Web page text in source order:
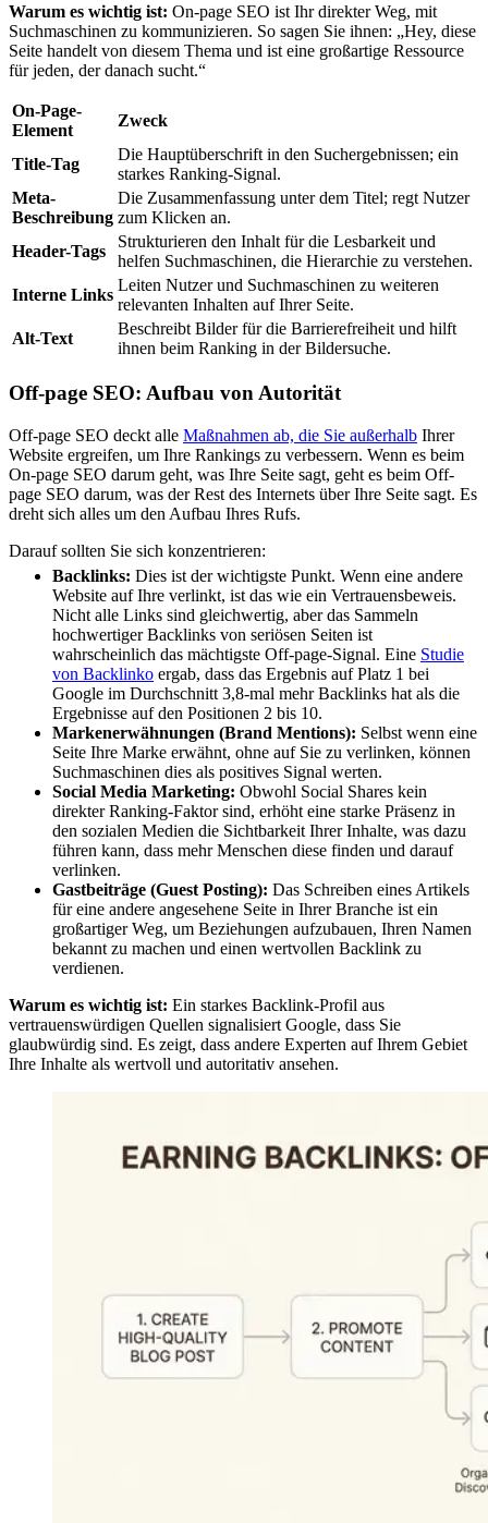
Warum es wichtig ist: On-page SEO ist Ihr direkter Weg, mit
Suchmaschinen zu kommunizieren. So sagen Sie ihnen: „Hey, diese
Seite handelt von diesem Thema und ist eine großartige Ressource
für jeden, der danach sucht.“
On-Page-
Element
Zweck
Title-Tag
Die Hauptüberschrift in den Suchergebnissen; ein
starkes Ranking-Signal.
Meta-
Beschreibung
Die Zusammenfassung unter dem Titel; regt Nutzer
zum Klicken an.
Header-Tags
Strukturieren den Inhalt für die Lesbarkeit und
helfen Suchmaschinen, die Hierarchie zu verstehen.
Interne Links
Leiten Nutzer und Suchmaschinen zu weiteren
relevanten Inhalten auf Ihrer Seite.
Alt-Text
Beschreibt Bilder für die Barrierefreiheit und hilft
ihnen beim Ranking in der Bildersuche.
Off-page SEO: Aufbau von Autorität
Off-page SEO deckt alle Maßnahmen ab, die Sie außerhalb Ihrer
Website ergreifen, um Ihre Rankings zu verbessern. Wenn es beim
On-page SEO darum geht, was Ihre Seite sagt, geht es beim Off-
page SEO darum, was der Rest des Internets über Ihre Seite sagt. Es
dreht sich alles um den Aufbau Ihres Rufs.
Darauf sollten Sie sich konzentrieren:
Backlinks: Dies ist der wichtigste Punkt. Wenn eine andere
Website auf Ihre verlinkt, ist das wie ein Vertrauensbeweis.
Nicht alle Links sind gleichwertig, aber das Sammeln
hochwertiger Backlinks von seriösen Seiten ist
wahrscheinlich das mächtigste Off-page-Signal. Eine Studie
von Backlinko ergab, dass das Ergebnis auf Platz 1 bei
Google im Durchschnitt 3,8-mal mehr Backlinks hat als die
Ergebnisse auf den Positionen 2 bis 10.
Markenerwähnungen (Brand Mentions): Selbst wenn eine
Seite Ihre Marke erwähnt, ohne auf Sie zu verlinken, können
Suchmaschinen dies als positives Signal werten.
Social Media Marketing: Obwohl Social Shares kein
direkter Ranking-Faktor sind, erhöht eine starke Präsenz in
den sozialen Medien die Sichtbarkeit Ihrer Inhalte, was dazu
führen kann, dass mehr Menschen diese finden und darauf
verlinken.
Gastbeiträge (Guest Posting): Das Schreiben eines Artikels
für eine andere angesehene Seite in Ihrer Branche ist ein
großartiger Weg, um Beziehungen aufzubauen, Ihren Namen
bekannt zu machen und einen wertvollen Backlink zu
verdienen.
Warum es wichtig ist: Ein starkes Backlink-Profil aus
vertrauenswürdigen Quellen signalisiert Google, dass Sie
glaubwürdig sind. Es zeigt, dass andere Experten auf Ihrem Gebiet
Ihre Inhalte als wertvoll und autoritativ ansehen.